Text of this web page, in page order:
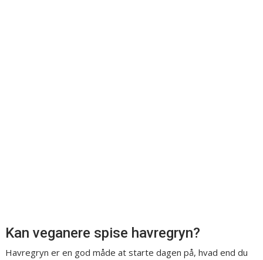
Kan veganere spise havregryn?
Havregryn er en god måde at starte dagen på, hvad end du